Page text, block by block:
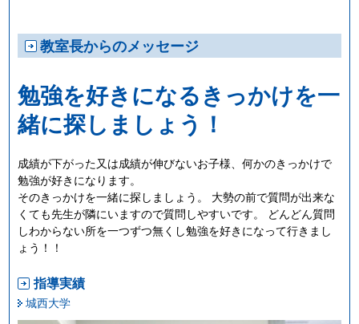
教室長からのメッセージ
勉強を好きになるきっかけを一
緒に探しましょう！
成績が下がった又は成績が伸びないお子様、何かのきっかけで
勉強が好きになります。
そのきっかけを一緒に探しましょう。 大勢の前で質問が出来な
くても先生が隣にいますので質問しやすいです。 どんどん質問
しわからない所を一つずつ無くし勉強を好きになって行きまし
ょう！！
指導実績
城西大学